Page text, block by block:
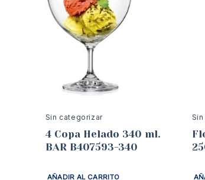
Sin categorizar
4 Copa Helado 340 ml.
BAR B407593-340
AÑADIR AL CARRITO